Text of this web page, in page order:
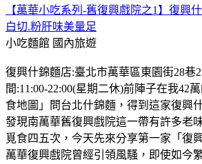
【萬華小吃系列-舊復興戲院之1】復興
白切.粉肝味美量足
小吃麵館 國內旅遊
復興什錦麵店:臺北市萬華區東園街28巷
間:11:00-22:00(星期二休)前陣子在我42
食地圖」問台北什錦麵，得到這家復興
發現南萬華舊復興戲院這一帶有許多老
覓食四五次，今天先來分享第一家「復
萬華復興戲院曾經引領風騷，即使如今